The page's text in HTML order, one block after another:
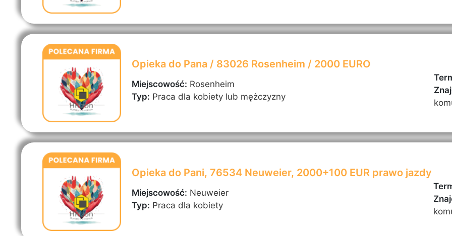
Opieka do Pana / 83026 Rosenheim / 2000 EURO
Miejscowość: Rosenheim
Typ: Praca dla kobiety lub mężczyzny
Opieka do Pani, 76534 Neuweier, 2000+100 EUR prawo jazdy
Miejscowość: Neuweier
Typ: Praca dla kobiety